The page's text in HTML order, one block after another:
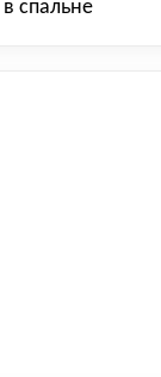
спальне